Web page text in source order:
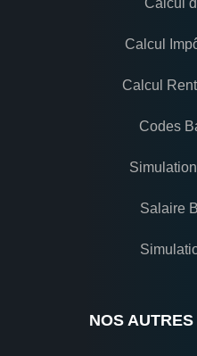
Calcul
Calcul
Calcul
Codes
Salaire
NOS